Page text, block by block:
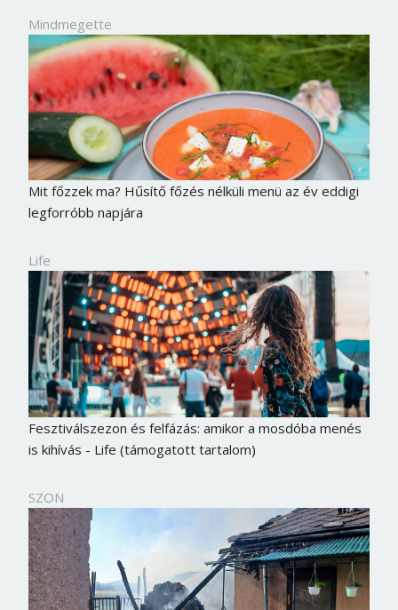
Mindmegette
Mit főzzek ma? Hűsítő főzés nélküli menü az év eddigi
legforróbb napjára
Life
Fesztiválszezon és felfázás: amikor a mosdóba menés
is kihívás - Life (támogatott tartalom)
SZON
Jelszó
Mégse Bejelentkezés